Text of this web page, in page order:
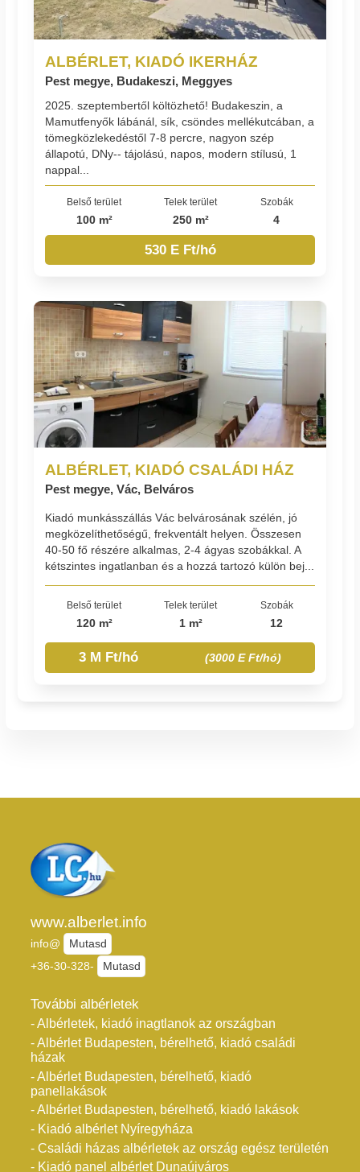
ALBÉRLET, KIADÓ IKERHÁZ
Pest megye, Budakeszi, Meggyes
2025. szeptembertől költözhető! Budakeszin, a
Mamutfenyők lábánál, sík, csöndes mellékutcában, a
tömegközlekedéstől 7-8 percre, nagyon szép
állapotú, DNy-- tájolású, napos, modern stílusú, 1
nappal...
Belső terület
100 m²
Telek terület
250 m²
Szobák
4
530 E Ft/hó
ALBÉRLET, KIADÓ CSALÁDI HÁZ
Pest megye, Vác, Belváros
Kiadó munkásszállás Vác belvárosának szélén, jó
megközelíthetőségű, frekventált helyen. Összesen
40-50 fő részére alkalmas, 2-4 ágyas szobákkal. A
kétszintes ingatlanban és a hozzá tartozó külön bej...
Belső terület
120 m²
Telek terület
1 m²
Szobák
12
3 M Ft/hó (3000 E Ft/hó)
www.alberlet.info
info@
Mutasd
+36-30-328-
Mutasd
További albérletek
- Albérletek, kiadó inagtlanok az országban
- Albérlet Budapesten, bérelhető, kiadó családi
házak
- Albérlet Budapesten, bérelhető, kiadó
panellakások
- Albérlet Budapesten, bérelhető, kiadó lakások
- Kiadó albérlet Nyíregyháza
- Családi házas albérletek az ország egész területén
- Kiadó panel albérlet Dunaújváros